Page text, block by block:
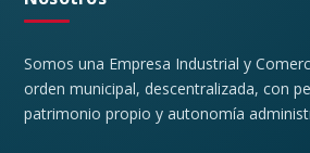
Somos una Empresa Industrial y
orden municipal, descentralizada, con
patrimonio propio y autonomía